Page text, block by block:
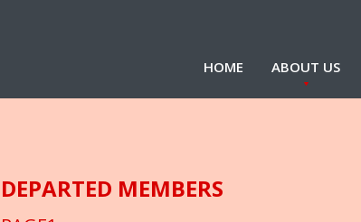
HOME ABOUT US
DEPARTED MEMBERS